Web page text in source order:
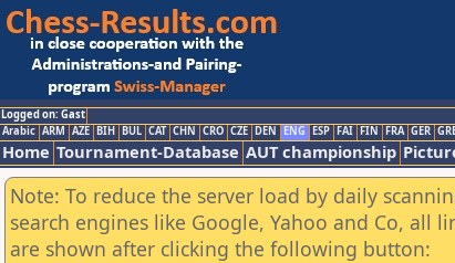
Logged on: Gast
Arabic ARM AZE BIH BUL CAT CHN CRO CZE DEN ENG ESP FAI FIN FRA GER
Home Tournament-Database AUT championship
Note: To reduce the server load by daily
search engines like Google, Yahoo and Co, all
are shown after clicking the following button: